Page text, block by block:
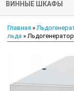
ВИННЫЕ ШКАФЫ
Главная »
льда »